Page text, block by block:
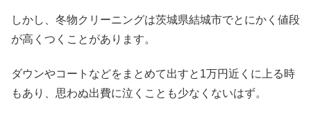
しかし、冬物クリーニングは茨城県結城市でとにかく値段
が高くつくことがあります。
ダウンやコートなどをまとめて出すと1万円近くに上る時
もあり、思わぬ出費に泣くことも少なくないはず。